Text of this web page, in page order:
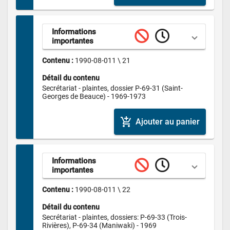
Informations
importantes
Contenu : 1990-08-011 \ 21
Détail du contenu
Secrétariat - plaintes, dossier P-69-31 (Saint-
Georges de Beauce) - 1969-1973
add_shopping_cart Ajouter au panier
Informations
importantes
Contenu : 1990-08-011 \ 22
Détail du contenu
Secrétariat - plaintes, dossiers: P-69-33 (Trois-
Rivières), P-69-34 (Maniwaki) - 1969